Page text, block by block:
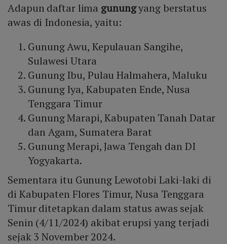
Adapun daftar lima gunungyang berstatus
awas di Indonesia, yaitu:
Gunung Awu, Kepulauan Sangihe,
Sulawesi Utara
Gunung Ibu, Pulau Halmahera, Maluku
Gunung Iya, Kabupaten Ende, Nusa
Tenggara Timur
Gunung Marapi, Kabupaten Tanah Datar
dan Agam, Sumatera Barat
Gunung Merapi, Jawa Tengah dan DI
Yogyakarta.
Sementara itu Gunung Lewotobi Laki-laki di
di Kabupaten Flores Timur, Nusa Tenggara
Timur ditetapkan dalam status awas sejak
Senin (4/11/2024) akibat erupsi yang terjadi
sejak 3 November 2024.